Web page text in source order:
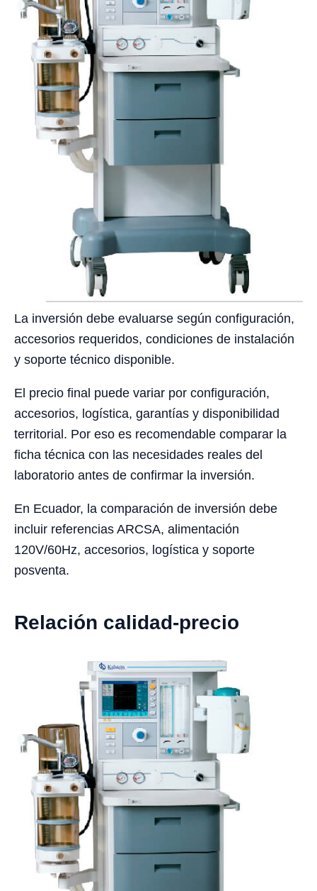
La inversión debe evaluarse según configuración,
accesorios requeridos, condiciones de instalación
y soporte técnico disponible.
El precio final puede variar por configuración,
accesorios, logística, garantías y disponibilidad
territorial. Por eso es recomendable comparar la
ficha técnica con las necesidades reales del
laboratorio antes de confirmar la inversión.
En Ecuador, la comparación de inversión debe
incluir referencias ARCSA, alimentación
120V/60Hz, accesorios, logística y soporte
posventa.
Relación calidad-precio